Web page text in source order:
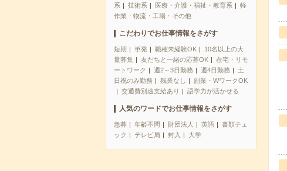
系
技術系 医療・介護・福祉・教育系
軽
作業・物流・工場・その他
こだわりでお仕事情報をさがす
短期 単発 職種未経験OK
10名以上の大
量募集
友だちと一緒の応募OK
在宅・リモ
ートワーク
週2～3日勤務 週4日勤務
土
日祝のみ勤務
残業なし
副業・WワークOK
交通費別途支給あり
語学力が活かせる
人気のワードでお仕事情報をさがす
急募 年齢不問 財団法人 英語
書類チェ
ック
テレビ局 封入 大学